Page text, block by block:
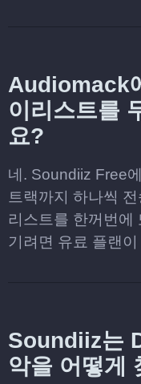
Audiomack
이리스트를
요?
네. Soundiiz Free
트랙까지 하나씩
리스트를 한꺼번에
기려면 유료 플랜
Soundiiz는
악을 어떻게